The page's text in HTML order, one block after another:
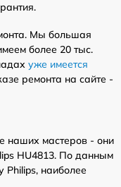
Мы большая
более 20 тыс.
уже имеется
ремонта на сайте -
наших мастеров - они
HU4813. По данным
Philips, наиболее